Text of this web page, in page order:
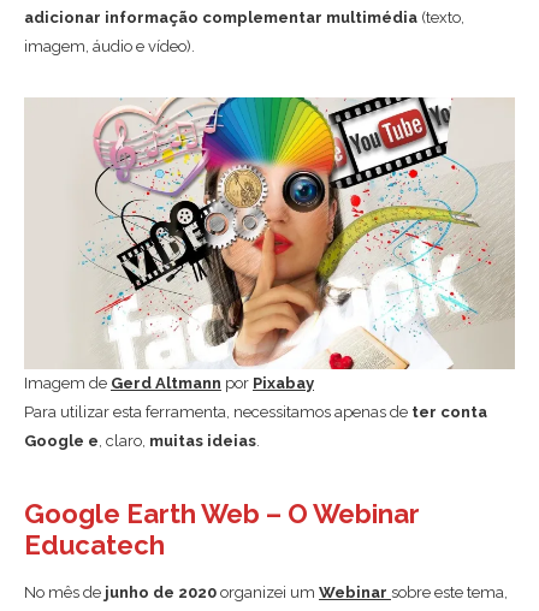
adicionar informação complementar multimédia (texto,
imagem, áudio e vídeo).
Imagem de Gerd Altmann por Pixabay
Para utilizar esta ferramenta, necessitamos apenas de ter conta
Google e, claro, muitas ideias.
Google Earth Web – O Webinar
Educatech
No mês de junho de 2020 organizei um Webinar sobre este tema,